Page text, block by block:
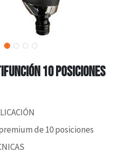
10 POSICIONES
de 10 posiciones